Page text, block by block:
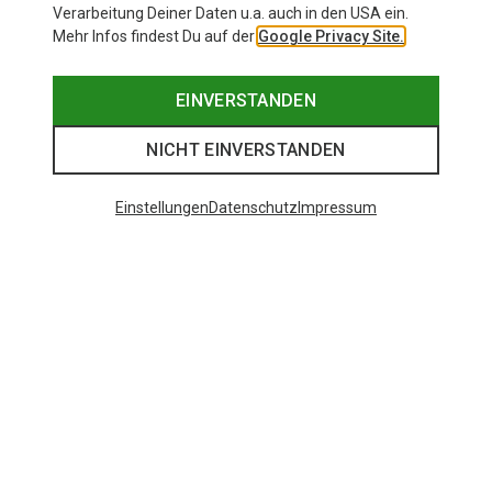
Verarbeitung Deiner Daten u.a. auch in den USA ein.
Mehr Infos findest Du auf der Google Privacy Site.
EINVERSTANDEN
NICHT EINVERSTANDEN
EinstellungenDatenschutz Impressum